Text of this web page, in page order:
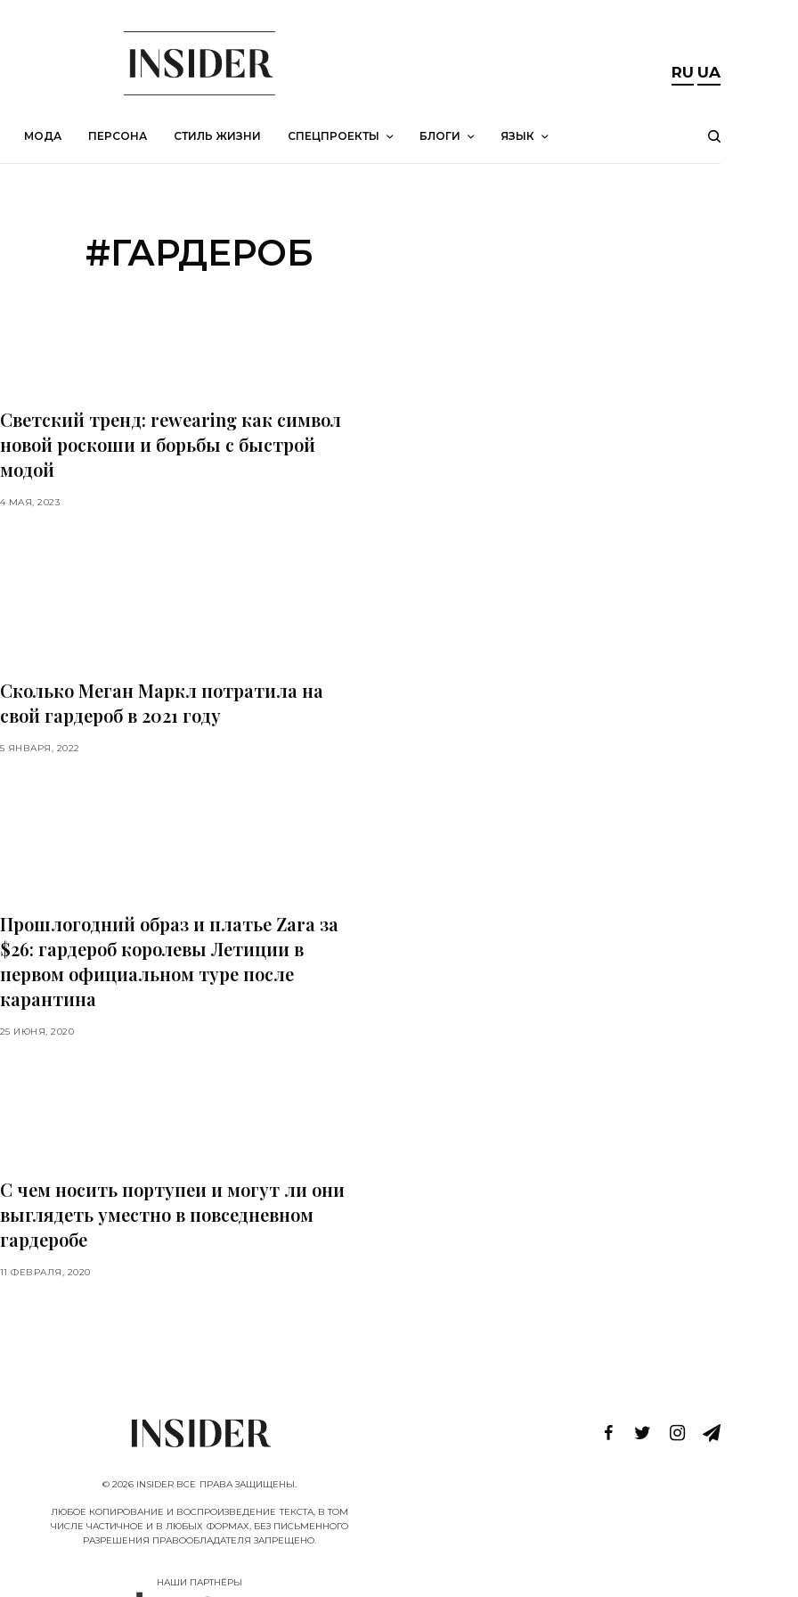
RU UA
МОДА ПЕРСОНА СТИЛЬ ЖИЗНИ СПЕЦПРОЕКТЫ БЛОГИ ЯЗЫК
#ГАРДЕРОБ
Светский тренд: rewearing как символ
новой роскоши и борьбы с быстрой
модой
4 МАЯ, 2023
Сколько Меган Маркл потратила на
свой гардероб в 2021 году
5 ЯНВАРЯ, 2022
Прошлогодний образ и платье Zara за
$26: гардероб королевы Летиции в
первом официальном туре после
карантина
25 ИЮНЯ, 2020
С чем носить портупеи и могут ли они
выглядеть уместно в повседневном
гардеробе
11 ФЕВРАЛЯ, 2020
© 2026 INSIDER ВСЕ ПРАВА ЗАЩИЩЕНЫ.
ЛЮБОЕ КОПИРОВАНИЕ И ВОСПРОИЗВЕДЕНИЕ ТЕКСТА, В ТОМ
ЧИСЛЕ ЧАСТИЧНОЕ И В ЛЮБЫХ ФОРМАХ, БЕЗ ПИСЬМЕННОГО
РАЗРЕШЕНИЯ ПРАВООБЛАДАТЕЛЯ ЗАПРЕЩЕНО.
НАШИ ПАРТНËРЫ